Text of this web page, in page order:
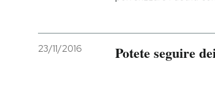
23/11/2016 Potete seguire